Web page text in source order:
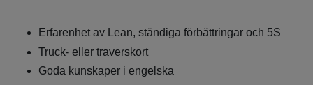
Erfarenhet av Lean, ständiga förbättringar och 5S
Truck- eller traverskort
Goda kunskaper i engelska